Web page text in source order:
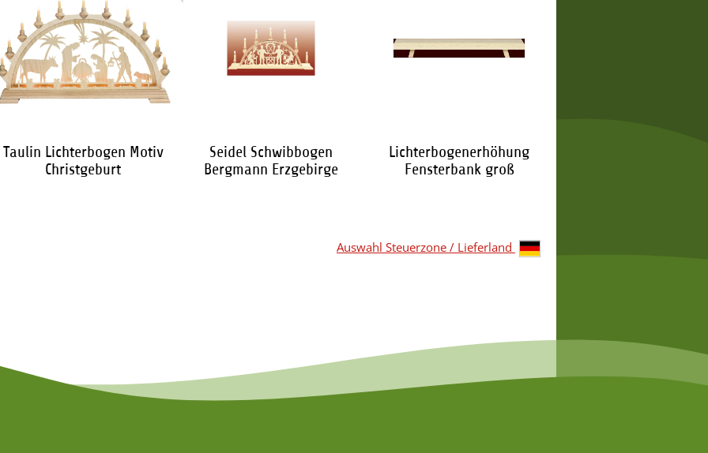
Taulin Lichterbogen Motiv
Christgeburt
Seidel Schwibbogen
Bergmann Erzgebirge
Lichterbogenerhöhung
Fensterbank groß
Auswahl Steuerzone / Lieferland